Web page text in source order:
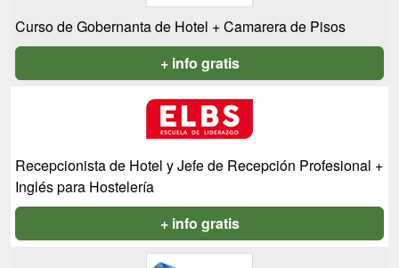
Curso de Gobernanta de Hotel + Camarera de Pisos
+ info gratis
Recepcionista de Hotel y Jefe de Recepción Profesional +
Inglés para Hostelería
+ info gratis